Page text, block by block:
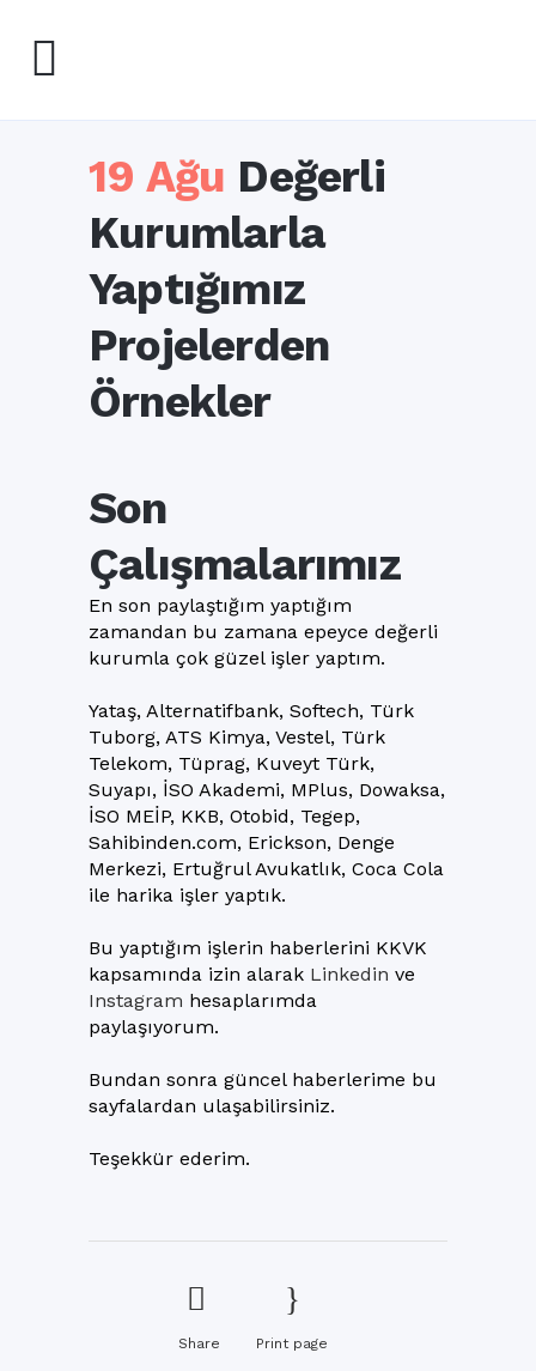
19 Ağu Değerli
Kurumlarla
Yaptığımız
Projelerden
Örnekler
Son
Çalışmalarımız
En son paylaştığım yaptığım
zamandan bu zamana epeyce değerli
kurumla çok güzel işler yaptım.
Yataş, Alternatifbank, Softech, Türk
Tuborg, ATS Kimya, Vestel, Türk
Telekom, Tüprag, Kuveyt Türk,
Suyapı, İSO Akademi, MPlus, Dowaksa,
İSO MEİP, KKB, Otobid, Tegep,
Sahibinden.com, Erickson, Denge
Merkezi, Ertuğrul Avukatlık, Coca Cola
ile harika işler yaptık.
Bu yaptığım işlerin haberlerini KKVK
kapsamında izin alarak Linkedin ve
Instagram hesaplarımda
paylaşıyorum.
Bundan sonra güncel haberlerime bu
sayfalardan ulaşabilirsiniz.
Teşekkür ederim.
Share Print page